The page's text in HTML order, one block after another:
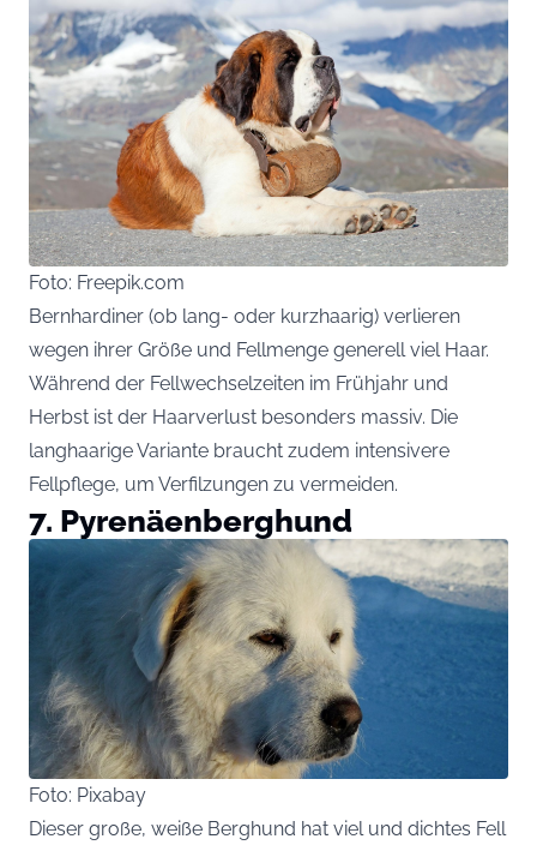
Foto: Freepik.com
Bernhardiner (ob lang- oder kurzhaarig) verlieren
wegen ihrer Größe und Fellmenge generell viel Haar.
Während der Fellwechselzeiten im Frühjahr und
Herbst ist der Haarverlust besonders massiv. Die
langhaarige Variante braucht zudem intensivere
Fellpflege, um Verfilzungen zu vermeiden.
7. Pyrenäenberghund
Foto: Pixabay
Dieser große, weiße Berghund hat viel und dichtes Fell